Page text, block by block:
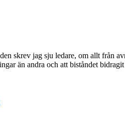
skrev jag sju ledare, om allt från
än andra och att biståndet